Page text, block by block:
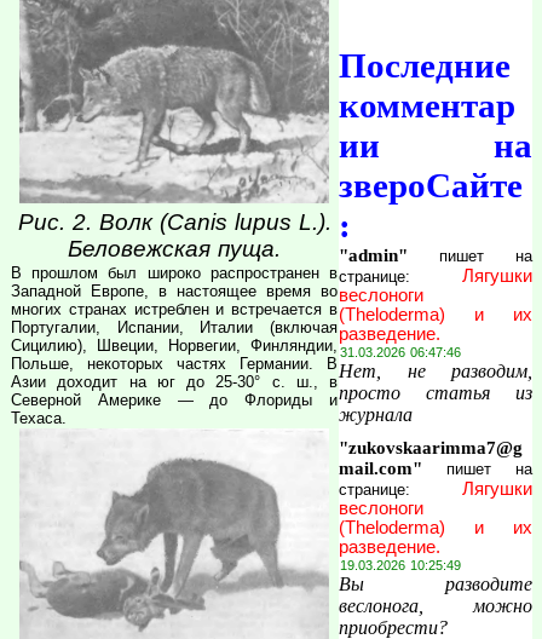
Рис. 2. Волк (Canis lupus L.).
Беловежская пуща.
В прошлом был широко распространен в
Западной Европе, в настоящее время во
многих странах истреблен и встречается в
Португалии, Испании, Италии (включая
Сицилию), Швеции, Норвегии, Финляндии,
Польше, некоторых частях Германии. В
Азии доходит на юг до 25-30° с. ш., в
Северной Америке — до Флориды и
Техаса.
Последние
комментар
ии на
звероСайте
:
"admin" пишет на
странице: Лягушки
веслоноги
(Theloderma) и их
разведение.
31.03.2026 06:47:46
Нет, не разводим,
просто статья из
журнала
"zukovskaarimma7@g
mail.com" пишет на
странице: Лягушки
веслоноги
(Theloderma) и их
разведение.
19.03.2026 10:25:49
Вы разводите
веслонога, можно
приобрести?